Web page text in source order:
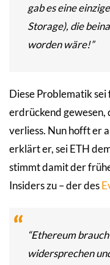
gab es eine
Storage), die
worden wäre!”
Diese Problematik
erdrückend gewesen,
verliess. Nun hofft er
erklärt er, sei ETH
stimmt damit der
Insiders zu – der des
“Ethereum
widersprechen